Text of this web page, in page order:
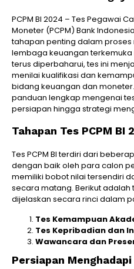
PCPM BI 2024 – Tes Pegawai
Moneter (PCPM) Bank
tahapan penting dalam
lembaga keuangan terkemuka
terus diperbaharui, tes ini
menilai kualifikasi dan
bidang keuangan dan
panduan lengkap mengenai
persiapan hingga strategi
Tahapan Tes PCPM BI
Tes PCPM BI terdiri dari
dengan baik oleh para calon
memiliki bobot nilai tersendiri
secara matang. Berikut
dijelaskan secara rinci dalam
Tes Kemampuan
Tes Kepribadian dan
Wawancara dan
Persiapan